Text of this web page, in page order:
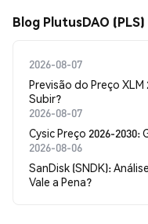
Blog PlutusDAO (PLS)
2026-08-07
Previsão do Preço XLM
Subir?
2026-08-07
Cysic Preço 2026-
2026-08-06
SanDisk (SNDK):
Vale a Pena?